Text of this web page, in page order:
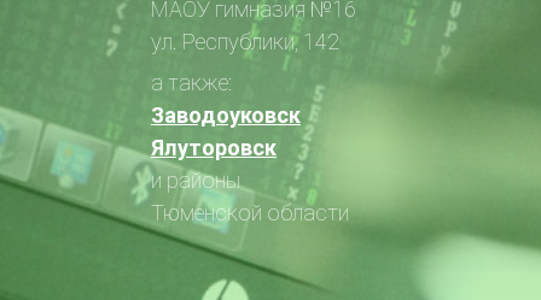
МАОУ гимназия №16
ул. Республики, 142
а также:
Заводоуковск
Ялуторовск
и районы
Тюменской области